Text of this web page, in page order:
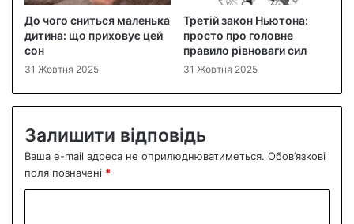
До чого сниться маленька
дитина: що приховує цей
сон
31 Жовтня 2025
Третій закон Ньютона:
просто про головне
правило рівноваги сил
31 Жовтня 2025
Залишити відповідь
Ваша e-mail адреса не оприлюднюватиметься. Обов’язкові
поля позначені *